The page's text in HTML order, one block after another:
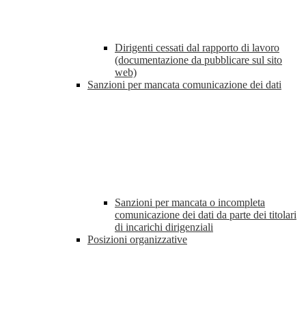
Dirigenti cessati dal rapporto di lavoro
(documentazione da pubblicare sul sito
web)
Sanzioni per mancata comunicazione dei dati
Sanzioni per mancata o incompleta
comunicazione dei dati da parte dei titolari
di incarichi dirigenziali
Posizioni organizzative